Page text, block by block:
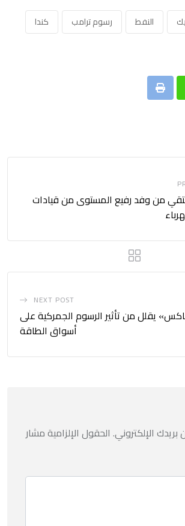
النفط رسوم ترامب كندا
Print
من وفد رفيع المستوى من قيادات
NEXT POST
يقلل من تأثير الرسوم الجمركية على
أسواق الطاقة
بريدك الإلكتروني. الحقول الإلزامية مشار